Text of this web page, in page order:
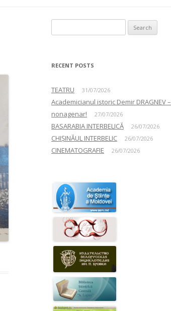
RECENT POSTS
TEATRU 31/07/2026
Academicianul istoric Demir DRAGNEV –
nonagenar!
27/07/2026
BASARABIA INTERBELICĂ 26/07/2026
CHIȘINĂUL INTERBELIC 26/07/2026
CINEMATOGRAFIE 26/07/2026